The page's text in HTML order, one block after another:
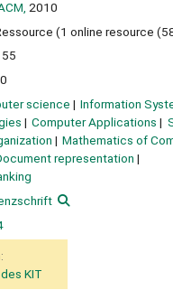
2010
(1 online resource
science
Information
Computer Applications
Mathematics of
representation
KIT